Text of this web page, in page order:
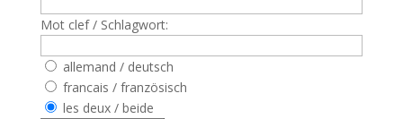
Mot clef / Schlagwort:
allemand / deutsch
francais / französisch
les deux / beide